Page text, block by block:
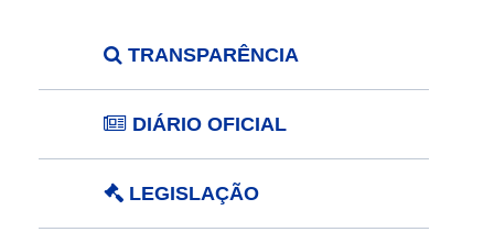
TRANSPARÊNCIA
DIÁRIO OFICIAL
LEGISLAÇÃO